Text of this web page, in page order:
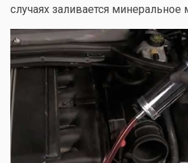
случаях заливается минеральное